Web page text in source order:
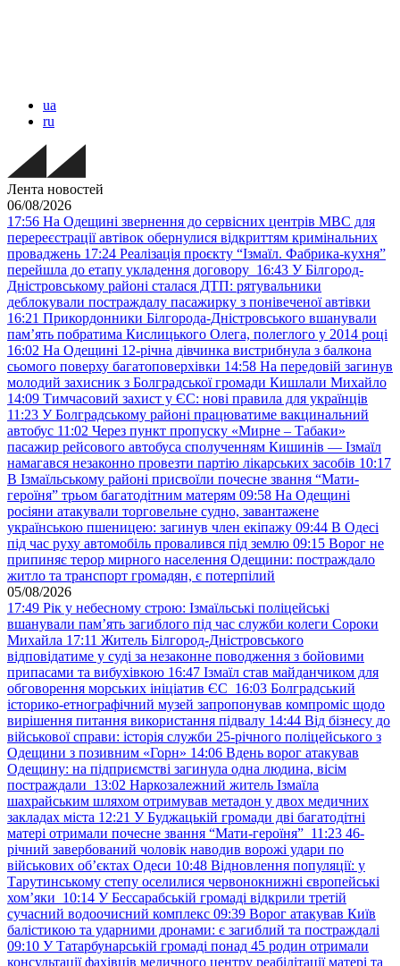
ua
ru
Лента новостей
06/08/2026
17:56 На Одещині звернення до сервісних центрів МВС для
перереєстрації автівок обернулися відкриттям кримінальних
проваджень 17:24 Реалізація проєкту “Ізмаїл. Фабрика-кухня”
перейшла до етапу укладення договору 16:43 У Білгород-
Дністровському районі сталася ДТП: рятувальники
деблокували постраждалу пасажирку з понівеченої автівки
16:21 Прикордонники Білгорода-Дністровського вшанували
пам’ять побратима Кислицького Олега, полеглого у 2014 році
16:02 На Одещині 12-річна дівчинка вистрибнула з балкона
сьомого поверху багатоповерхівки 14:58 На передовій загинув
молодий захисник з Болградської громади Кишлали Михайло
14:09 Тимчасовий захист у ЄС: нові правила для українців
11:23 У Болградському районі працюватиме вакцинальний
автобус 11:02 Через пункт пропуску «Мирне – Табаки»
пасажир рейсового автобуса сполученням Кишинів — Ізмаїл
намагався незаконно провезти партію лікарських засобів 10:17
В Ізмаїльському районі присвоїли почесне звання “Мати-
героїня” трьом багатодітним матерям 09:58 На Одещині
росіяни атакували торговельне судно, завантажене
українською пшеницею: загинув член екіпажу 09:44 В Одесі
під час руху автомобіль провалився під землю 09:15 Ворог не
припиняє терор мирного населення Одещини: постраждало
житло та транспорт громадян, є потерпілий
05/08/2026
17:49 Рік у небесному строю: Ізмаїльські поліцейські
вшанували пам’ять загиблого під час служби колеги Сороки
Михайла 17:11 Житель Білгород-Дністровського
відповідатиме у суді за незаконне поводження з бойовими
припасами та вибухівкою 16:47 Ізмаїл став майданчиком для
обговорення морських ініціатив ЄС 16:03 Болградський
історико-етнографічний музей запропонував компроміс щодо
вирішення питання використання підвалу 14:44 Від бізнесу до
військової справи: історія служби 25-річного поліцейського з
Одещини з позивним «Горн» 14:06 Вдень ворог атакував
Одещину: на підприємстві загинула одна людина, вісім
постраждали 13:02 Наркозалежний житель Ізмаїла
шахрайським шляхом отримував метадон у двох медичних
закладах міста 12:21 У Буджацькій громади дві багатодітні
матері отримали почесне звання “Мати-героїня” 11:23 46-
річний завербований чоловік наводив ворожі удари по
військових обʼєктах Одеси 10:48 Відновлення популяції: у
Тарутинському степу оселилися червонокнижні європейські
хом’яки 10:14 У Бессарабській громаді відкрили третій
сучасний водоочисний комплекс 09:39 Ворог атакував Київ
балістикою та ударними дронами: є загиблий та постраждалі
09:10 У Татарбунарській громаді понад 45 родин отримали
консультації фахівців медичного центру реабілітації матері та